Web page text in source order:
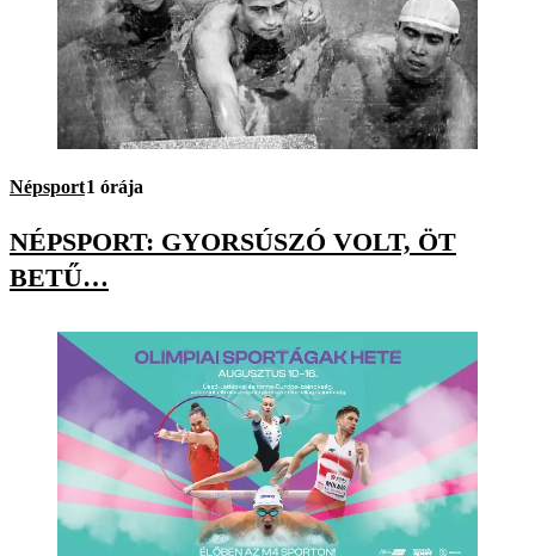
Népsport1 órája
NÉPSPORT: GYORSÚSZÓ VOLT, ÖT
BETŰ…